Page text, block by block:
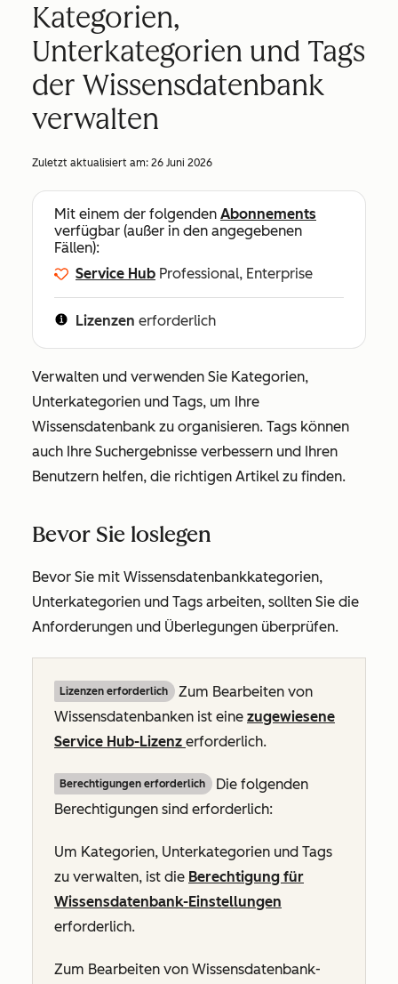
Kategorien,
Unterkategorien und Tags
der Wissensdatenbank
verwalten
Zuletzt aktualisiert am: 26 Juni 2026
Mit einem der folgenden Abonnements
verfügbar (außer in den angegebenen
Fällen):
Service Hub Professional, Enterprise
Lizenzen erforderlich
Verwalten und verwenden Sie Kategorien,
Unterkategorien und Tags, um Ihre
Wissensdatenbank zu organisieren. Tags können
auch Ihre Suchergebnisse verbessern und Ihren
Benutzern helfen, die richtigen Artikel zu finden.
Bevor Sie loslegen
Bevor Sie mit Wissensdatenbankkategorien,
Unterkategorien und Tags arbeiten, sollten Sie die
Anforderungen und Überlegungen überprüfen.
Lizenzen erforderlich
Zum Bearbeiten von
Wissensdatenbanken ist eine zugewiesene
Service Hub-Lizenz erforderlich.
Berechtigungen erforderlich
Die folgenden
Berechtigungen sind erforderlich:
Um Kategorien, Unterkategorien und Tags
zu verwalten, ist die Berechtigung für
Wissensdatenbank-Einstellungen
erforderlich.
Zum Bearbeiten von Wissensdatenbank-